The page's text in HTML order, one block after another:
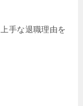
手な退職理由を